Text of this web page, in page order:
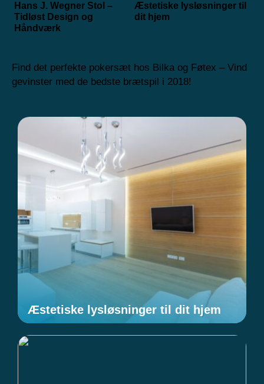
Hans J. Wegner Stol –
Tidløst Design og
Håndværk
Æstetiske lysløsninger til
dit hjem
Find det perfekte pokersæt hos Bilka og Føtex – Vind
gevinster med de bedste brætspil i 2018!
Æstetiske lysløsninger til dit hjem